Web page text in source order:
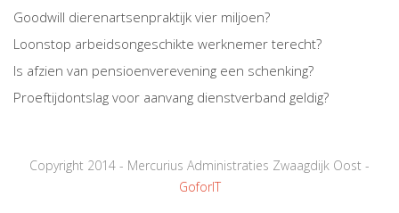
Goodwill dierenartsenpraktijk vier miljoen?
Loonstop arbeidsongeschikte werknemer terecht?
Is afzien van pensioenverevening een schenking?
Proeftijdontslag voor aanvang dienstverband geldig?
Copyright 2014 - Mercurius Administraties Zwaagdijk Oost -
GoforIT